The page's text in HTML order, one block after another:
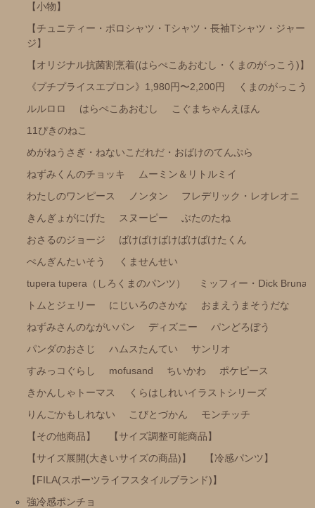
ちいかわ
ポケピース
きかんしゃトーマス
くらはしれいイラストシリーズ
りんごかもしれない
こびとづかん
【サイズ調整可能商品】
【サイズ展開(大きいサイズの商品)】
【冷感パンツ】
【FILA(スポーツライフスタイルブランド)】
強冷感ポンチョ
刺繡ペンポーチ
ブロックカレンダー
おかおきんちゃく
Baby Set (ビブとソックスのパッケージセット）
リラックマエプロン（みんなでまんぷくまくまく）
【小物】
【チュニティー・ポロシャツ・Tシャツ・長袖Tシャツ・ジャー
ジ】
【オリジナル抗菌割烹着(はらぺこあおむし・くまのがっこう)】
《プチプライスエプロン》1,980円〜2,200円
くまのがっこう
ルルロロ
はらぺこあおむし
こぐまちゃんえほん
11ぴきのねこ
めがねうさぎ・ねないこだれだ・おばけのてんぷら
ねずみくんのチョッキ
ムーミン＆リトルミイ
わたしのワンピース
ノンタン
フレデリック・レオレオニ
きんぎょがにげた
スヌーピー
ぶたのたね
おさるのジョージ
ばけばけばけばけばけたくん
ぺんぎんたいそう
くませんせい
tupera tupera（しろくまのパンツ）
ミッフィー・Ⅾick Bruna
トムとジェリー
にじいろのさかな
おまえうまそうだな
ねずみさんのながいパン
ディズニー
パンどろぼう
パンダのおさじ
ハムスたんてい
サンリオ
すみっコぐらし
mofusand ちいかわ
ポケピース
きかんしゃトーマス
くらはしれいイラストシリーズ
りんごかもしれない
こびとづかん
モンチッチ
【その他商品】
【サイズ調整可能商品】
【サイズ展開(大きいサイズの商品)】
【冷感パンツ】
【FILA(スポーツライフスタイルブランド)】
強冷感ポンチョ